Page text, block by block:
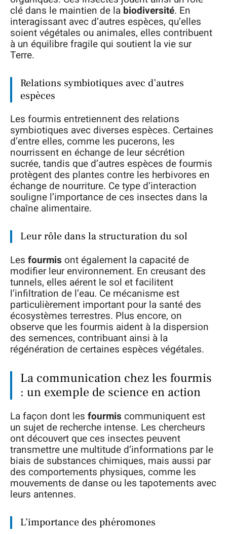
clé dans le maintien de la biodiversité. En
interagissant avec d’autres espèces, qu’elles
soient végétales ou animales, elles contribuent
à un équilibre fragile qui soutient la vie sur
Terre.
Relations symbiotiques avec d’autres
espèces
Les fourmis entretiennent des relations
symbiotiques avec diverses espèces. Certaines
d’entre elles, comme les pucerons, les
nourrissent en échange de leur sécrétion
sucrée, tandis que d’autres espèces de fourmis
protègent des plantes contre les herbivores en
échange de nourriture. Ce type d’interaction
souligne l’importance de ces insectes dans la
chaîne alimentaire.
Leur rôle dans la structuration du sol
Les fourmis ont également la capacité de
modifier leur environnement. En creusant des
tunnels, elles aérent le sol et facilitent
l’infiltration de l’eau. Ce mécanisme est
particulièrement important pour la santé des
écosystèmes terrestres. Plus encore, on
observe que les fourmis aident à la dispersion
des semences, contribuant ainsi à la
régénération de certaines espèces végétales.
La communication chez les fourmis
: un exemple de science en action
La façon dont les fourmis communiquent est
un sujet de recherche intense. Les chercheurs
ont découvert que ces insectes peuvent
transmettre une multitude d’informations par le
biais de substances chimiques, mais aussi par
des comportements physiques, comme les
mouvements de danse ou les tapotements avec
leurs antennes.
L’importance des phéromones